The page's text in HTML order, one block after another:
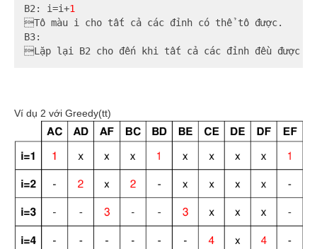
B2: i=i+1
Tô màu i cho tất cả các đỉnh có thể tô được.
B3:
Lặp lại B2 cho đến khi tất cả các đỉnh đều được tô
Ví dụ 2 với Greedy(tt)